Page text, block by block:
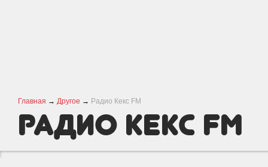
Главная → Другое → Радио Кекс FM
Радио Кекс FM